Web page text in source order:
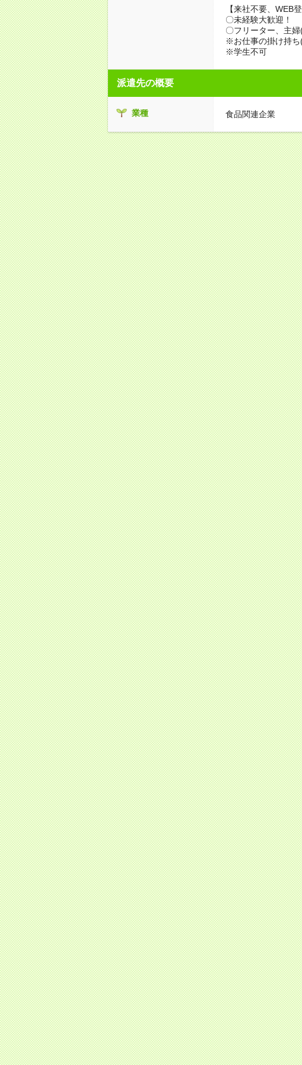
【来社不要、WEB
〇未経験大歓迎！
〇フリーター、主
※お仕事の掛け持ち
※学生不可
派遣先の概要
業種 食品関連企業